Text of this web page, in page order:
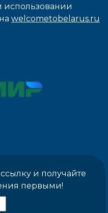
welcometobelarus.ru
и получайте
первыми!